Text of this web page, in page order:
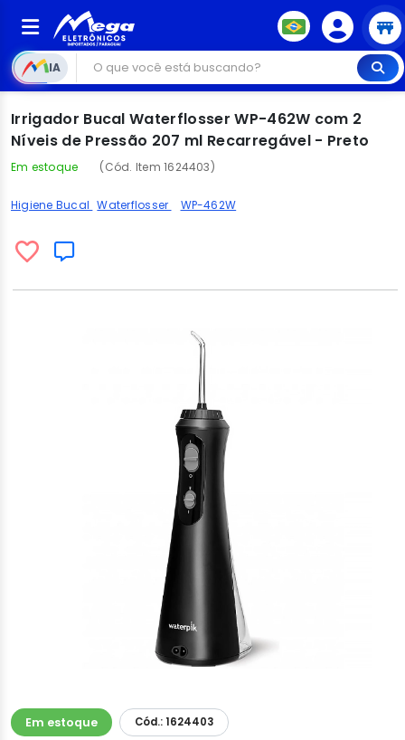
IA
Irrigador Bucal Waterflosser WP-462W com 2
Níveis de Pressão 207 ml Recarregável - Preto
Em estoque (Cód. Item 1624403)
Higiene Bucal Waterflosser WP-462W
Em estoque Cód.: 1624403